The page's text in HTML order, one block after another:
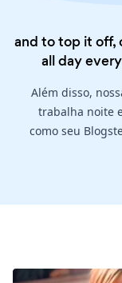
and to top it off,
all day
Além disso,
trabalha noite
como seu